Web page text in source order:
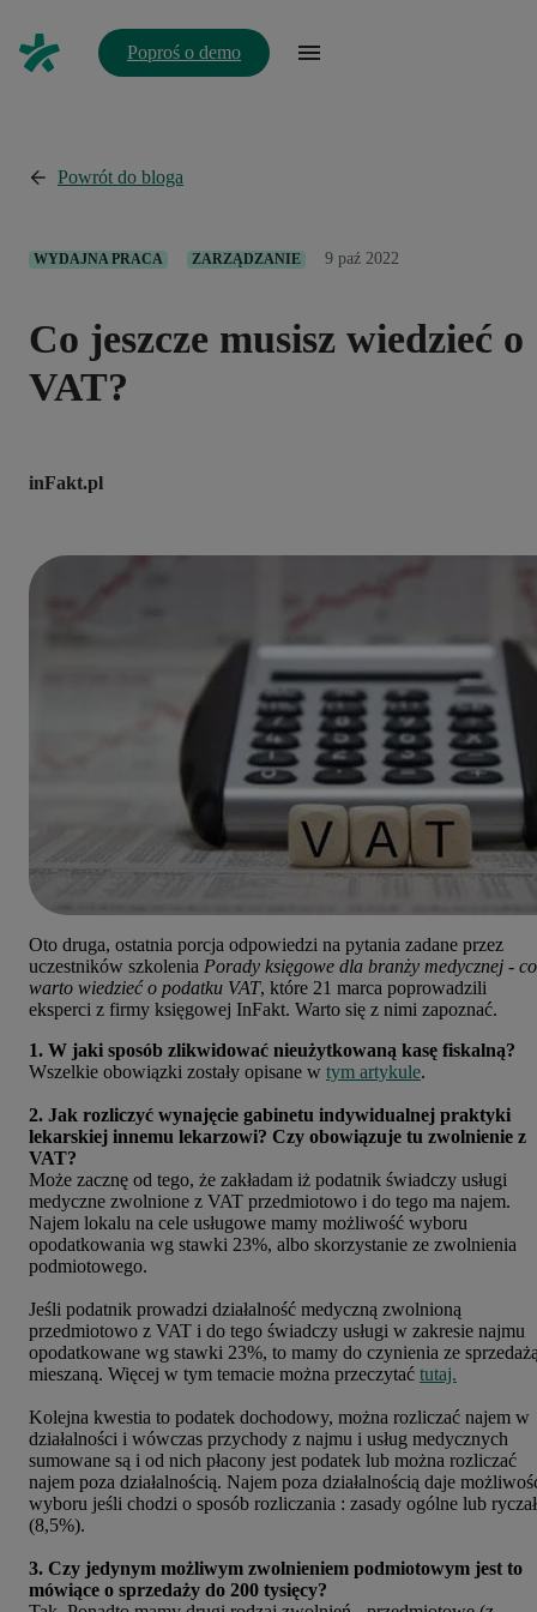
Poproś o demo
Powrót do bloga
WYDAJNA PRACA ZARZĄDZANIE 9 paź 2022
Co jeszcze musisz wiedzieć o
VAT?
inFakt.pl
Oto druga, ostatnia porcja odpowiedzi na pytania zadane przez
uczestników szkolenia Porady księgowe dla branży medycznej - co
warto wiedzieć o podatku VAT, które 21 marca poprowadzili
eksperci z firmy księgowej InFakt. Warto się z nimi zapoznać.
1. W jaki sposób zlikwidować nieużytkowaną kasę fiskalną?
Wszelkie obowiązki zostały opisane w tym artykule.
2. Jak rozliczyć wynajęcie gabinetu indywidualnej praktyki
lekarskiej innemu lekarzowi? Czy obowiązuje tu zwolnienie z
VAT?
Może zacznę od tego, że zakładam iż podatnik świadczy usługi
medyczne zwolnione z VAT przedmiotowo i do tego ma najem.
Najem lokalu na cele usługowe mamy możliwość wyboru
opodatkowania wg stawki 23%, albo skorzystanie ze zwolnienia
podmiotowego.
Jeśli podatnik prowadzi działalność medyczną zwolnioną
przedmiotowo z VAT i do tego świadczy usługi w zakresie najmu
opodatkowane wg stawki 23%, to mamy do czynienia ze
mieszaną. Więcej w tym temacie można przeczytać tutaj.
Kolejna kwestia to podatek dochodowy, można rozliczać najem w
działalności i wówczas przychody z najmu i usług medycznych
sumowane są i od nich płacony jest podatek lub można rozliczać
najem poza działalnością. Najem poza działalnością daje
wyboru jeśli chodzi o sposób rozliczania : zasady ogólne lub
(8,5%).
3. Czy jedynym możliwym zwolnieniem podmiotowym jest to
mówiące o sprzedaży do 200 tysięcy?